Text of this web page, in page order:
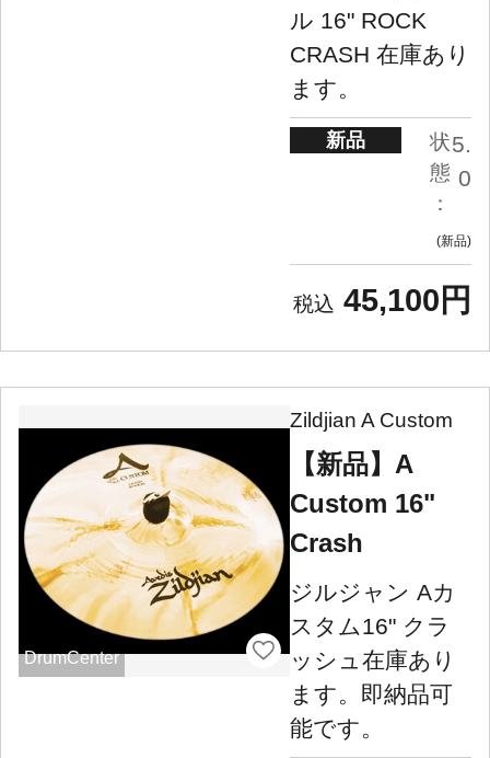
ル 16" ROCK
CRASH 在庫あり
ます。
新品
状
態
：
5.
0
新品
45,100円
DrumCenter
Zildjian A Custom
【新品】A
Custom 16"
Crash
ジルジャン Aカ
スタム16" クラ
ッシュ在庫あり
ます。即納品可
能です。